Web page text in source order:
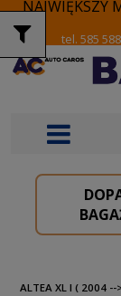
NAJWIĘKSZY
tel. 585
ALTEA XL I ( 2004 --